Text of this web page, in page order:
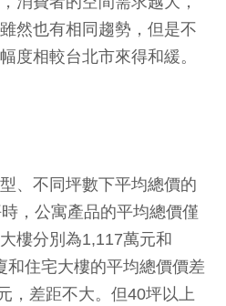
然也有相同趨勢，但是不
度相較台北市來得和緩。
、不同坪數下平均總價的
，公寓產品的平均總價僅
樓分別為1,117萬元和
和住宅大樓的平均總價價差
，差距不大。但40坪以上